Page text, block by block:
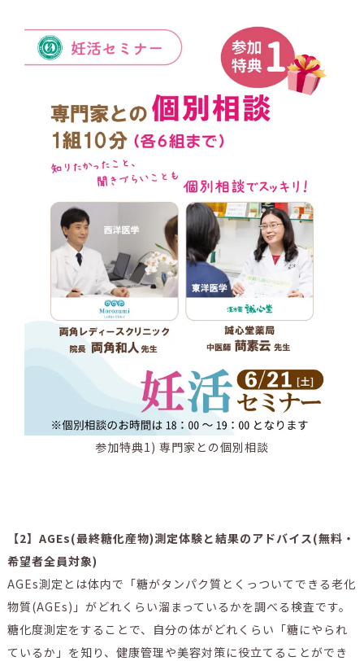
参加特典1) 専門家との個別相談
【2】AGEs(最終糖化産物)測定体験と結果のアドバイス(無料・
希望者全員対象)
AGEs測定とは体内で「糖がタンパク質とくっついてできる老化
物質(AGEs)」がどれくらい溜まっているかを調べる検査です。
糖化度測定をすることで、自分の体がどれくらい「糖にやられ
ているか」を知り、健康管理や美容対策に役立てることができ